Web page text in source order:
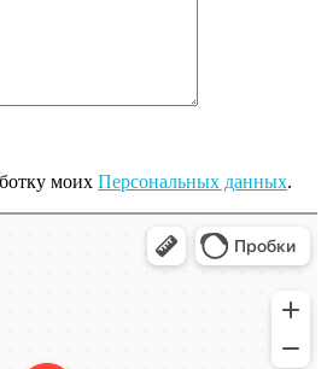
моих Персональных данных.